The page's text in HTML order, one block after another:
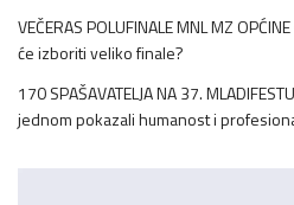
VEČERAS POLUFINALE MNL MZ
će izboriti veliko finale?
170 SPAŠAVATELJA NA 37.
jednom pokazali humanost i